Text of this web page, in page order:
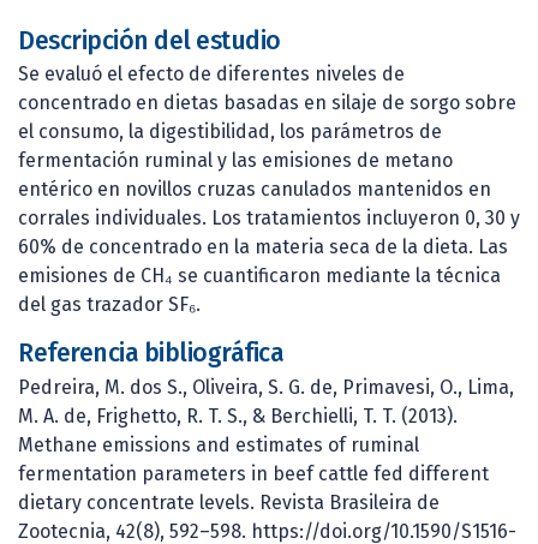
Descripción del estudio
Se evaluó el efecto de diferentes niveles de
concentrado en dietas basadas en silaje de sorgo sobre
el consumo, la digestibilidad, los parámetros de
fermentación ruminal y las emisiones de metano
entérico en novillos cruzas canulados mantenidos en
corrales individuales. Los tratamientos incluyeron 0, 30 y
60% de concentrado en la materia seca de la dieta. Las
emisiones de CH₄ se cuantificaron mediante la técnica
del gas trazador SF₆.
Referencia bibliográfica
Pedreira, M. dos S., Oliveira, S. G. de, Primavesi, O., Lima,
M. A. de, Frighetto, R. T. S., & Berchielli, T. T. (2013).
Methane emissions and estimates of ruminal
fermentation parameters in beef cattle fed different
dietary concentrate levels. Revista Brasileira de
Zootecnia, 42(8), 592–598. https://doi.org/10.1590/S1516-